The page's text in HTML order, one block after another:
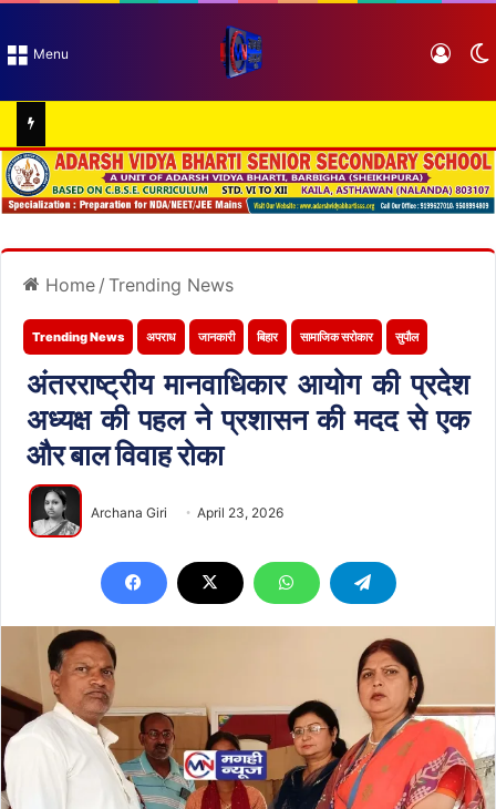
Menu Log
Home / Trending News
Trending News अपराध जानकारी बिहार सामाजिक सरोकार सुपौल
अंतरराष्ट्रीय मानवाधिकार आयोग की प्रदेश
अध्यक्ष की पहल ने प्रशासन की मदद से एक
और बाल विवाह रोका
Archana Giri April 23, 2026